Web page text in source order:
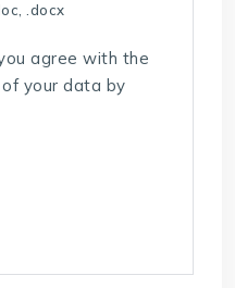
.docx
agree with the
your data by